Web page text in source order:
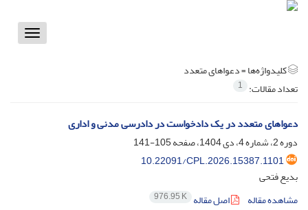
Toggle
کلیدواژه‌ها =دعواهای متعدد
تعداد مقالات: 1
دعواهای متعدد در یک دادخواست در دادرسی مدنی و اداری
دوره 2، شماره 4، دی 1404، صفحه
105-141
10.22091/CPL.2026.15387.1101
بدیع فتحی
مشاهده مقاله
اصل مقاله 976.95 K